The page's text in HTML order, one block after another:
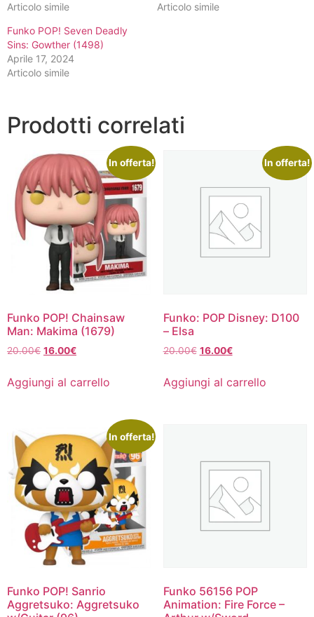
Articolo simile
Articolo simile
Funko POP! Seven Deadly
Sins: Gowther (1498)
Aprile 17, 2024
Articolo simile
Prodotti correlati
In offerta!
Funko POP! Chainsaw
Man: Makima (1679)
20.00€ Il
originale
era:
16.00€Il
attuale
Aggiungi al carrello
In offerta!
Funko: POP Disney: D100
– Elsa
20.00€ Il
originale
era:
16.00€Il
attuale
Aggiungi al carrello
In offerta!
Funko POP! Sanrio
Aggretsuko: Aggretsuko
Funko 56156 POP
Animation: Fire Force –